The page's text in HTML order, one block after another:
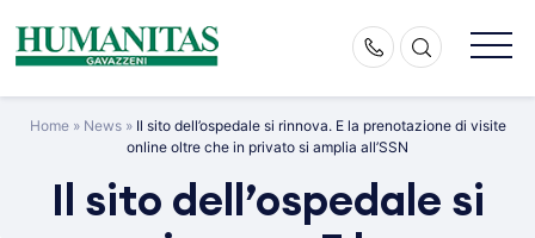
content
Home» News» Il sito dell’ospedale si rinnova. E la prenotazione di visite
online oltre che in privato si amplia all’SSN
Il sito dell’ospedale si